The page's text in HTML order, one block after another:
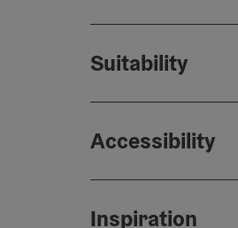
Suitability
Accessibility
Inspiration